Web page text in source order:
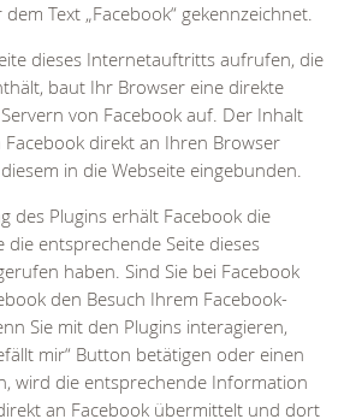
Text „Facebook“ gekennzeichnet.
dieses Internetauftritts aufrufen, die
baut Ihr Browser eine direkte
von Facebook auf. Der Inhalt
Facebook direkt an Ihren Browser
in die Webseite eingebunden.
des Plugins erhält Facebook die
die entsprechende Seite dieses
haben. Sind Sie bei Facebook
den Besuch Ihrem Facebook-
Sie mit den Plugins interagieren,
mir“ Button betätigen oder einen
wird die entsprechende Information
an Facebook übermittelt und dort